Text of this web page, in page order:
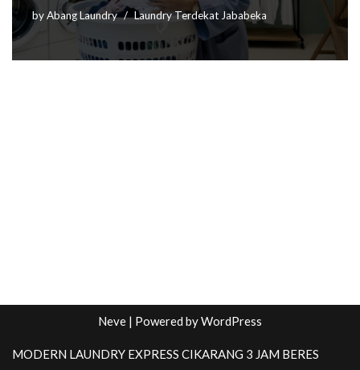
byAbang Laundry Laundry Terdekat Jababeka
Neve | Powered byWordPress
MODERN LAUNDRY EXPRESS CIKARANG 3 JAM BERES